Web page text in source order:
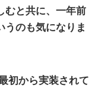
むと共に、一年前
うのも気になりま
初から実装されて